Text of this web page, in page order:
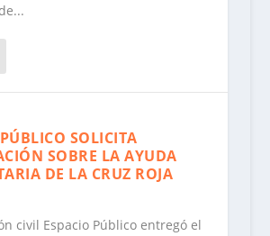
SOLICITA
SOBRE LA AYUDA
DE LA CRUZ ROJA
civil Espacio Público entregó el